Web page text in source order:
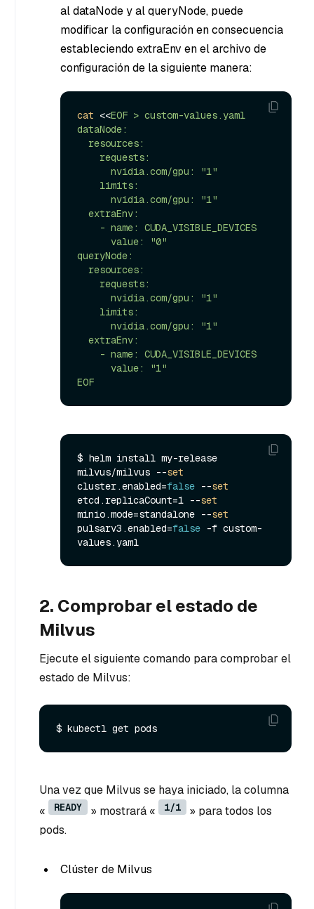
al dataNode y al queryNode, puede
modificar la configuración en consecuencia
estableciendo extraEnv en el archivo de
configuración de la siguiente manera:
cat <<EOF > custom-values.yaml
dataNode:
queryNode:
EOF
$ helm install my-release
milvus/milvus --set
cluster.enabled=false --set
etcd.replicaCount=1 --set
minio.mode=standalone --set
pulsarv3.enabled=false -f custom-
2. Comprobar el estado de
Milvus
Ejecute el siguiente comando para comprobar el
estado de Milvus:
Una vez que Milvus se haya iniciado, la columna
«
READY » mostrará « 1/1
» para todos los
pods.
Clúster de Milvus